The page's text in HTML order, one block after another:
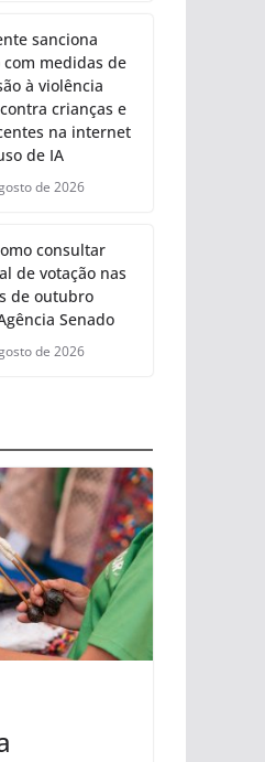
sanciona
medidas de
à violência
crianças e
na internet
de IA
de 2026
consultar
de votação nas
de outubro
Senado
de 2026